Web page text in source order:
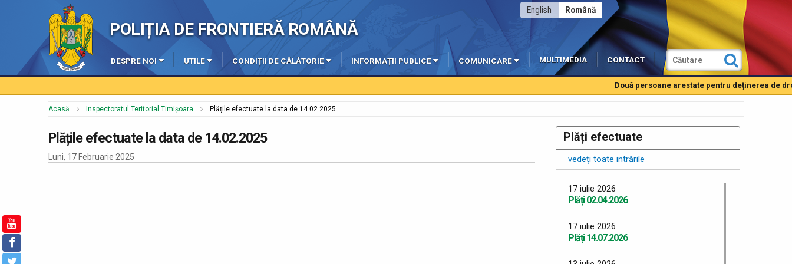
POLIȚIA DE FRONTIERĂ ROMÂNĂ
Română
English
DESPRE NOI UTILE CONDIȚII DE CĂLĂTORIE INFORMAȚII PUBLICE COMUNICARE MULTIMEDIA CONTACT
Două persoane arestate pentru deținerea de
Acasă Inspectoratul Teritorial Timișoara Plățile efectuate la data de 14.02.2025
Plățile efectuate la data de 14.02.2025
Luni, 17 Februarie 2025
Plăți efectuate
vedeți toate intrările
17 iulie 2026
Plăți 02.04.2026
17 iulie 2026
Plăți 14.07.2026